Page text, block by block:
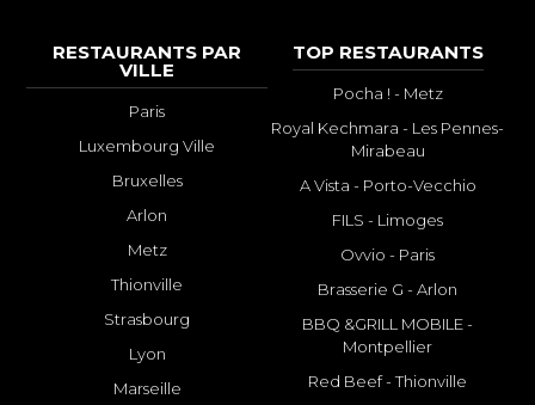
RESTAURANTS PAR
VILLE
Paris
Luxembourg Ville
Bruxelles
Arlon
Metz
Thionville
Strasbourg
Lyon
Marseille
TOP RESTAURANTS
Pocha ! - Metz
Royal Kechmara - Les Pennes-
Mirabeau
A Vista - Porto-Vecchio
FILS - Limoges
Ovvio - Paris
Brasserie G - Arlon
BBQ &GRILL MOBILE -
Montpellier
Red Beef - Thionville